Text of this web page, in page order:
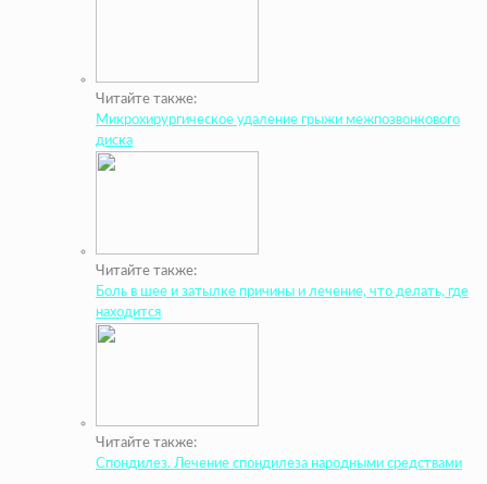
Читайте также:
Микрохирургическое удаление грыжи межпозвонкового
диска
Читайте также:
Боль в шее и затылке причины и лечение, что делать, где
находится
Читайте также:
Спондилез. Лечение спондилеза народными средствами